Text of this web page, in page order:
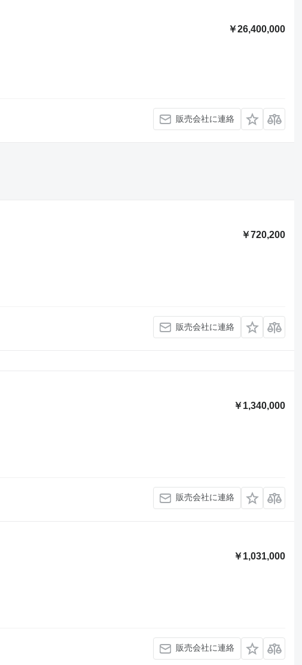
￥26,400,000
販売会社に連絡
￥720,200
販売会社に連絡
￥1,340,000
販売会社に連絡
￥1,031,000
販売会社に連絡